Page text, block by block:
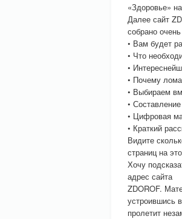
«Здоровье»
Далее сайт
собрано
• Вам будет
• Что
•
• Почему
• Выбираем
•
• Цифровая
• Краткий
Видите
страниц на
Хочу
адрес сайта
ZDOROF.
устроившись
пролетит